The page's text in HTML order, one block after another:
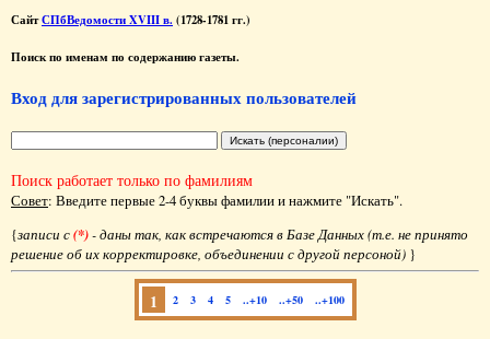
СайтСПбВедомости XVIII в. (1728-1781 гг.)
Поиск по именам по содержанию газеты.
Вход для зарегистрированных пользователей
Поиск работает только по фамилиям
Совет: Введите первые 2-4 буквы фамилии и нажмите "Искать".
{записи с(*)- даны так, как встречаются в Базе Данных (т.е. не принято
решение об их корректировке, объединении с другой персоной) }
1 2 3 4 5 ..+10 ..+50 ..+100